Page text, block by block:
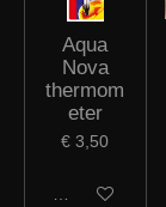
Aqua
Nova
thermom
eter
€ 3,50
In winkelwagen